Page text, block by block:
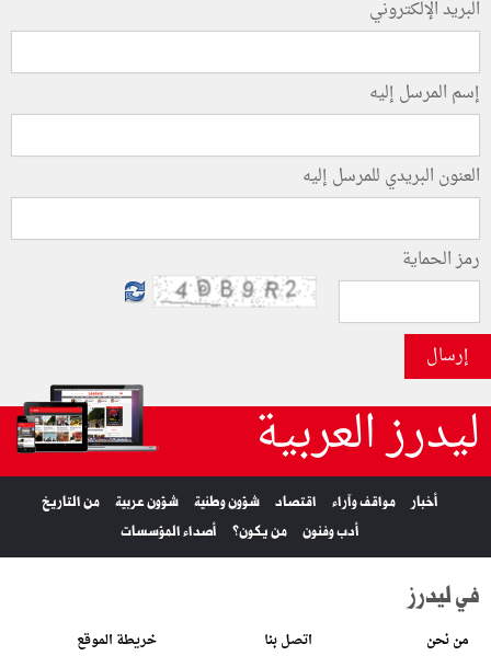
البريد الإلكتروني
إسم المرسل إليه
العنون البريدي للمرسل إليه
رمز الحماية
إرسال
ليدرز العربية
أخبار مواقف وآراء اقتصاد شؤون وطنية شؤون عربية
من التاريخ
أدب وفنون
من يكون؟ أصداء المؤسسات
في ليدرز
من نحن اتصل بنا خريطة الموقع